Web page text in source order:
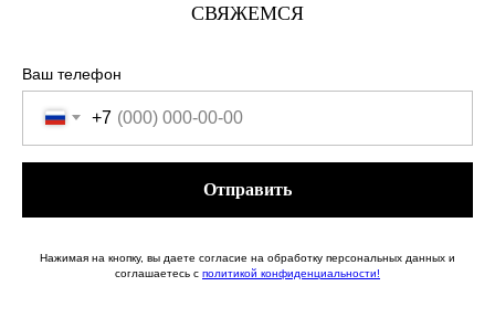
СВЯЖЕМСЯ
Ваш телефон
+7
Отправить
Нажимая на кнопку, вы даете согласие на обработку персональных данных и
соглашаетесь c политикой конфиденциальности!